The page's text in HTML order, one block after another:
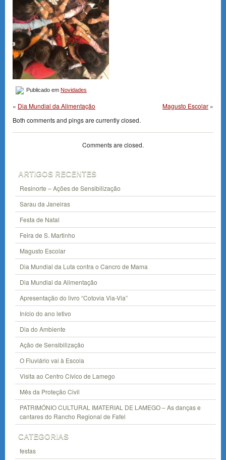
Publicado em Novidades
« Dia Mundial da Alimentação Magusto Escolar »
Both comments and pings are currently closed.
Comments are closed.
ARTIGOS RECENTES
Resinorte – Ações de Sensibilização
Sarau da Janeiras
Festa de Natal
Feira de S. Martinho
Magusto Escolar
Dia Mundial da Luta contra o Cancro de Mama
Dia Mundial da Alimentação
Apresentação do livro “Cotovia Via-Via”
Início do ano letivo
Dia do Ambiente
Ação de Sensibilização
O Fluviário vai à Escola
Visita ao Centro Cívico de Lamego
Mês da Proteção Civil
PATRIMÓNIO CULTURAL IMATERIAL DE LAMEGO – As danças e
cantares do Rancho Regional de Fafel
CATEGORIAS
festas